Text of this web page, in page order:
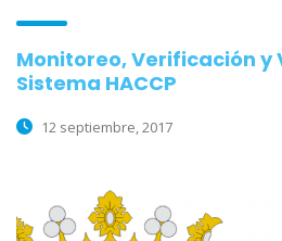
Monitoreo, Verificación y
Sistema HACCP
12 septiembre, 2017